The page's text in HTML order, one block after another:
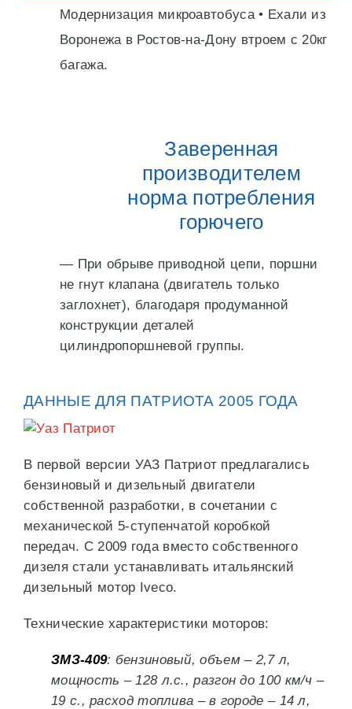
Модернизация микроавтобуса • Ехали из
Воронежа в Ростов-на-Дону втроем с 20кг
багажа.
Заверенная
производителем
норма потребления
горючего
— При обрыве приводной цепи, поршни
не гнут клапана (двигатель только
заглохнет), благодаря продуманной
конструкции деталей
цилиндропоршневой группы.
ДАННЫЕ ДЛЯ ПАТРИОТА 2005 ГОДА
В первой версии УАЗ Патриот предлагались
бензиновый и дизельный двигатели
собственной разработки, в сочетании с
механической 5-ступенчатой коробкой
передач. С 2009 года вместо собственного
дизеля стали устанавливать итальянский
дизельный мотор Iveco.
Технические характеристики моторов:
ЗМЗ-409: бензиновый, объем – 2,7 л,
мощность – 128 л.с., разгон до 100 км/ч –
19 с., расход топлива – в городе – 14 л,